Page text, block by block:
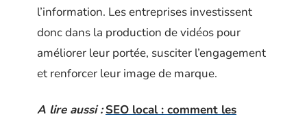
l’information. Les entreprises investissent
donc dans la production de vidéos pour
améliorer leur portée, susciter l’engagement
et renforcer leur image de marque.
A lire aussi : SEO local : comment les